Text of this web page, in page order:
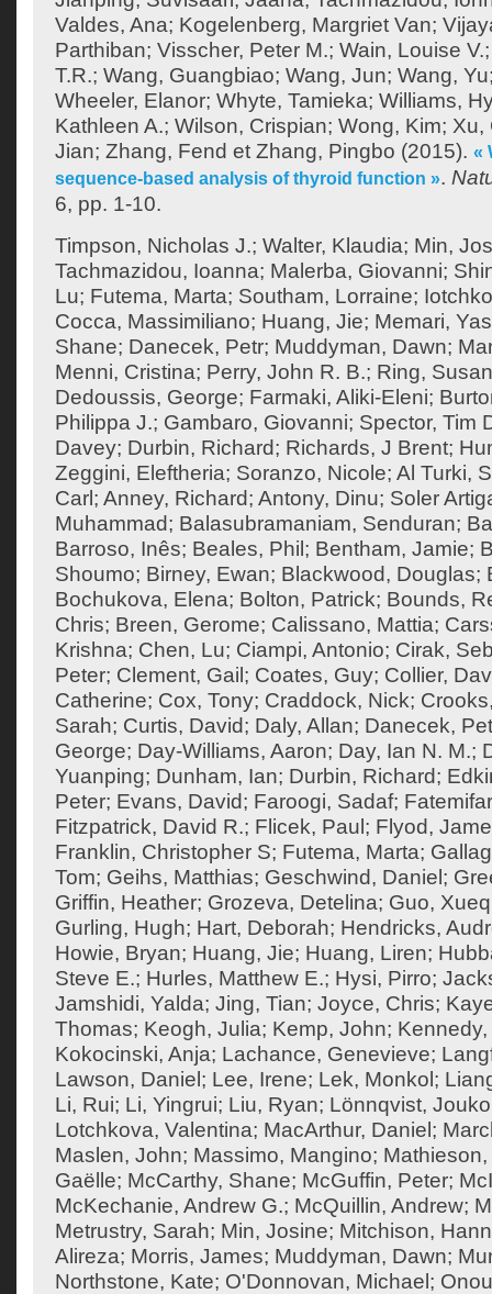
Valdes, Ana; Kogelenberg, Margriet Van;
Parthiban; Visscher, Peter M.; Wain, Louise V.
T.R.; Wang, Guangbiao; Wang, Jun; Wang, Yu
Wheeler, Elanor; Whyte, Tamieka; Williams,
Kathleen A.; Wilson, Crispian; Wong, Kim; Xu,
Jian; Zhang, Fend et Zhang, Pingbo (2015). «
sequence-based analysis of thyroid function ».
6, pp. 1-10.
Timpson, Nicholas J.; Walter, Klaudia; Min,
Tachmazidou, Ioanna; Malerba, Giovanni;
Lu; Futema, Marta; Southam, Lorraine;
Cocca, Massimiliano; Huang, Jie; Memari,
Shane; Danecek, Petr; Muddyman, Dawn;
Menni, Cristina; Perry, John R. B.; Ring,
Dedoussis, George; Farmaki, Aliki-Eleni;
Philippa J.; Gambaro, Giovanni; Spector, Tim
Davey; Durbin, Richard; Richards, J Brent;
Zeggini, Eleftheria; Soranzo, Nicole; Al Turki,
Carl ; Anney, Richard; Antony, Dinu; Soler
Muhammad; Balasubramaniam, Senduran;
Barroso, Inês; Beales, Phil ; Bentham, Jamie;
Shoumo; Birney, Ewan; Blackwood, Douglas;
Bochukova, Elena; Bolton, Patrick; Bounds,
Chris; Breen, Gerome; Calissano, Mattia;
Krishna; Chen, Lu; Ciampi, Antonio; Cirak,
Peter; Clement, Gail ; Coates, Guy; Collier,
Catherine; Cox, Tony; Craddock, Nick;
Sarah; Curtis, David; Daly, Allan; Danecek,
George; Day-Williams, Aaron; Day, Ian N. M.;
Yuanping; Dunham, Ian; Durbin, Richard;
Peter; Evans, David; Faroogi, Sadaf;
Fitzpatrick, David R.; Flicek, Paul ; Flyod,
Franklin, Christopher S; Futema, Marta;
Tom; Geihs, Matthias; Geschwind, Daniel ;
Griffin, Heather; Grozeva, Detelina; Guo,
Gurling, Hugh; Hart, Deborah; Hendricks,
Howie, Bryan; Huang, Jie; Huang, Liren;
Steve E.; Hurles, Matthew E.; Hysi, Pirro;
Jamshidi, Yalda; Jing, Tian; Joyce, Chris;
Thomas; Keogh, Julia; Kemp, John;
Kokocinski, Anja; Lachance, Genevieve;
Lawson, Daniel ; Lee, Irene; Lek, Monkol ;
Li, Rui; Li, Yingrui; Liu, Ryan; Lönnqvist, Jouko
Lotchkova, Valentina; MacArthur, Daniel ;
Maslen, John; Massimo, Mangino; Mathieson,
Gaëlle; McCarthy, Shane; McGuffin, Peter;
McKechanie, Andrew G.; McQuillin, Andrew;
Metrustry, Sarah; Min, Josine; Mitchison,
Alireza; Morris, James; Muddyman, Dawn;
Northstone, Kate; O'Donnovan, Michael ;